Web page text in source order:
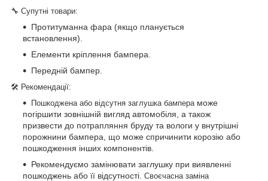
🔧 Супутні товари:
Протитуманна фара (якщо планується
встановлення).
Елементи кріплення бампера.
Передній бампер.
🛠 Рекомендації:
Пошкоджена або відсутня заглушка бампера може
погіршити зовнішній вигляд автомобіля, а також
призвести до потрапляння бруду та вологи у внутрішні
порожнини бампера, що може спричинити корозію або
пошкодження інших компонентів.
Рекомендуємо замінювати заглушку при виявленні
пошкоджень або її відсутності. Своєчасна заміна